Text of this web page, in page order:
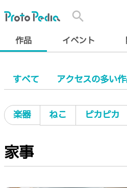
search
作品 イベント
すべて アクセスの多い
楽器 ねこ ピカピカ
家事